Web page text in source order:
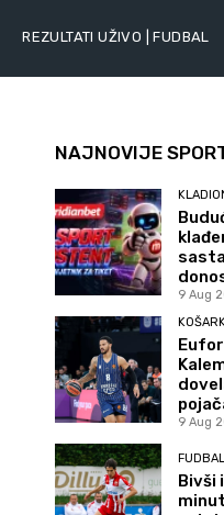
REZULTATI UŽIVO | FUDBAL
NAJNOVIJE
9 Aug
9 Aug
FUDBAL
Bivši